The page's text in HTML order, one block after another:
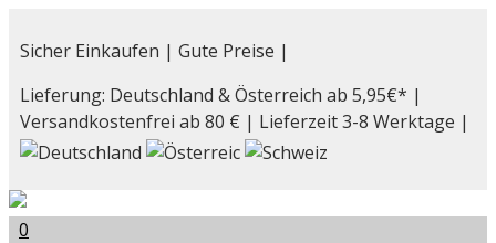
Inhalt
Sicher Einkaufen | Gute Preise |
Lieferung: Deutschland & Österreich ab 5,95€* |
Versandkostenfrei ab 80 € | Lieferzeit 3-8 Werktage |
0